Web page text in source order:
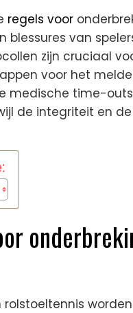
regels voor
van
zijn cruciaal
voor het
medische time-
de integriteit en